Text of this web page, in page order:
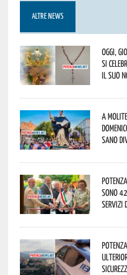
ALTRE NEWS
Oggi,
si
il suo
A
sano
sono
servizi